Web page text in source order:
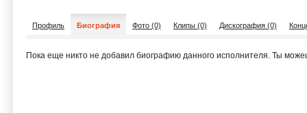
Профиль Биография Фото (0) Клипы (0) Дискография (0)
Пока еще никто не добавил биографию данного исполнителя. Ты